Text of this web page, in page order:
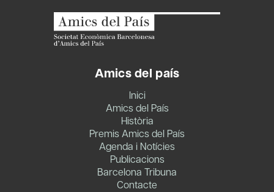
Amics del país
Inici
Amics del País
Història
Premis Amics del País
Agenda i Notícies
Publicacions
Barcelona Tribuna
Contacte